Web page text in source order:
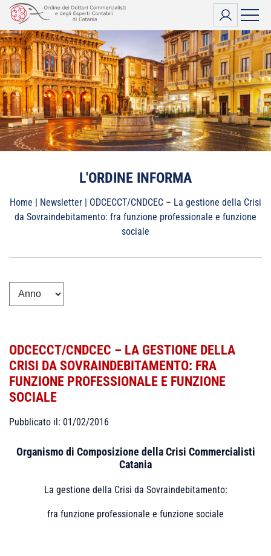
Vai
contenuto
L'ORDINE INFORMA
Home | Newsletter | ODCECCT/CNDCEC – La gestione della Crisi
da Sovraindebitamento: fra funzione professionale e funzione
sociale
ODCECCT/CNDCEC – LA GESTIONE DELLA
CRISI DA SOVRAINDEBITAMENTO: FRA
FUNZIONE PROFESSIONALE E FUNZIONE
SOCIALE
Pubblicato il: 01/02/2016
Organismo di Composizione della Crisi Commercialisti
Catania
La gestione della Crisi da Sovraindebitamento:
fra funzione professionale e funzione sociale